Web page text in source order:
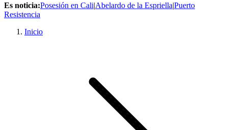
Es noticia:Posesión en Cali|Abelardo de la Espriella|Puerto
Resistencia
Inicio